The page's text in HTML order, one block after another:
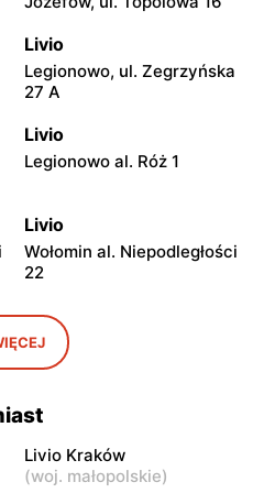
Livio
Legionowo, ul. Zegrzyńska
27 A
Livio
Legionowo al. Róż 1
Livio
Wołomin al. Niepodległości
22
Livio
Otwock, ul. Wawerska 10
Livio
Batorego 34
Livio Kraków
(woj. małopolskie)